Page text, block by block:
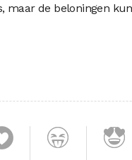
maar de beloningen